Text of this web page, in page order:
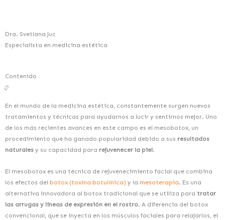
Dra. Svetlana Juc
Especialista en medicina estética
Contenido
En el mundo de la medicina estética, constantemente surgen nuevos
tratamientos y técnicas para ayudarnos a lucir y sentirnos mejor. Uno
de los más recientes avances en este campo es el mesobotox, un
procedimiento que ha ganado popularidad debido a sus resultados
naturales y su capacidad para rejuvenecer la piel.
El mesobotox es una técnica de rejuvenecimiento facial que combina
los efectos del botox (toxina botulínica) y la mesoterapia. Es una
alternativa innovadora al botox tradicional que se utiliza para tratar
las arrugas y líneas de expresión en el rostro. A diferencia del botox
convencional, que se inyecta en los músculos faciales para relajarlos, el